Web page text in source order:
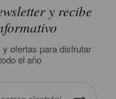
y recibe
ofertas para disfrutar
el año